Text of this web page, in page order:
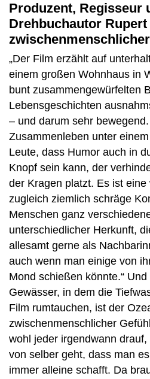
Produzent, Regisseur
Drehbuchautor Rupert
„Der Film erzählt auf
einem großen Wohnhaus in
bunt zusammengewürfelten
Lebensgeschichten
– und darum sehr
Zusammenleben unter
Leute, dass Humor auch in
Knopf sein kann, der
der Kragen platzt. Es ist eine
zugleich ziemlich schräge
Menschen ganz
unterschiedlicher Herkunft,
allesamt gerne als
auch wenn man einige von
Mond schießen könnte.“ Und
Gewässer, in dem die
Film rumtauchen, ist der
zwischenmenschlicher
wohl jeder irgendwann
von selber geht, dass man
immer alleine schafft. Da